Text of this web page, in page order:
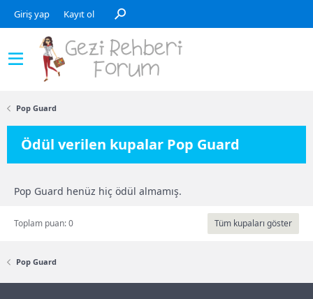
Giriş yap Kayıt ol
Pop Guard
Ödül verilen kupalar Pop Guard
Pop Guard henüz hiç ödül almamış.
Toplam puan: 0 Tüm kupaları göster
Pop Guard